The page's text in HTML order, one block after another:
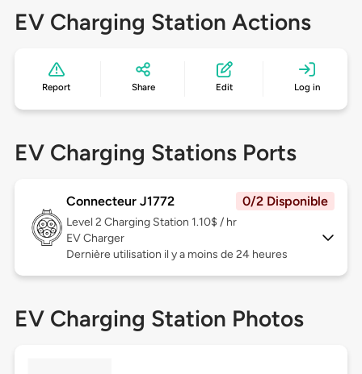
EV Charging Station Actions
Report Share Edit Log in
EV Charging Stations Ports
Connecteur J1772 0/2 Disponible
Level 2 Charging Station 1.10$ / hr
EV Charger
Dernière utilisation il y a moins de 24 heures
EV Charging Station Photos